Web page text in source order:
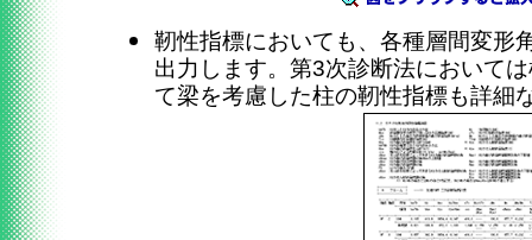
靭性指標においても、各種層間変形
出力します。第3次診断法において
て梁を考慮した柱の靭性指標も詳細